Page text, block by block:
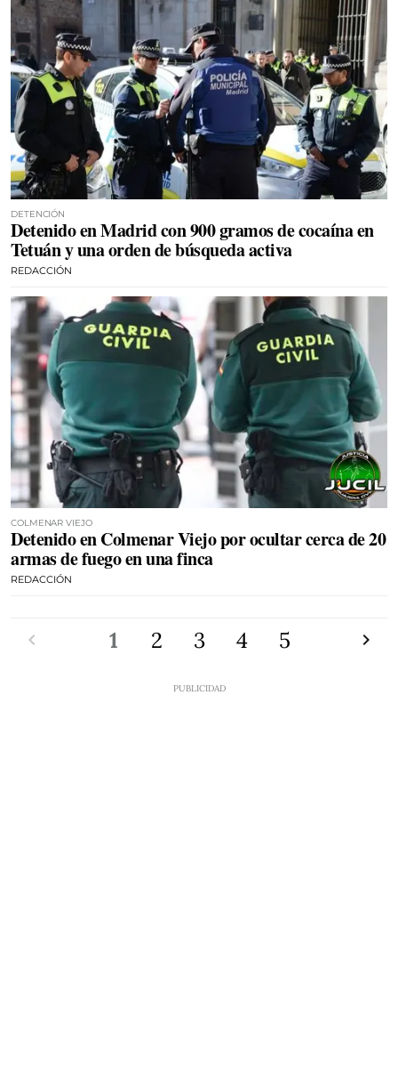
DETENCIÓN
Detenido en Madrid con 900 gramos de cocaína en
Tetuán y una orden de búsqueda activa
REDACCIÓN
COLMENAR VIEJO
Detenido en Colmenar Viejo por ocultar cerca de 20
armas de fuego en una finca
REDACCIÓN
1 2 3 4 5